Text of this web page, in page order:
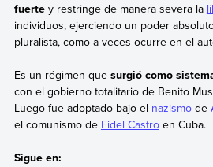
fuertey restringe de manera severa la
individuos, ejerciendo un poder
pluralista, como a veces ocurre en el
Es un régimen quesurgió como
con el gobierno totalitario de Benito
Luego fue adoptado bajo el nazismode
el comunismo de Fidel Castroen Cuba.
Sigue en: